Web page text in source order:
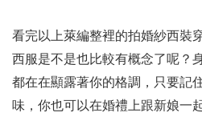
看完以上萊編整裡的拍婚紗西裝
西服是不是也比較有概念了呢？
都在在顯露著你的格調，只要記
味，你也可以在婚禮上跟新娘一